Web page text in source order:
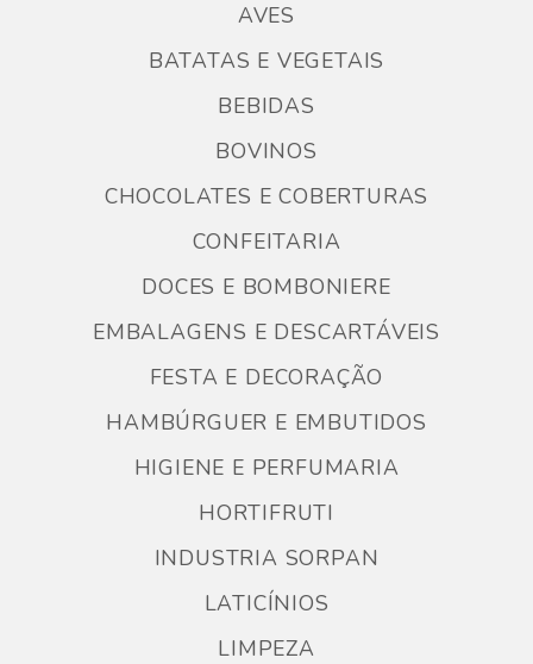
AVES
BATATAS E VEGETAIS
BEBIDAS
BOVINOS
CHOCOLATES E COBERTURAS
CONFEITARIA
DOCES E BOMBONIERE
EMBALAGENS E DESCARTÁVEIS
FESTA E DECORAÇÃO
HAMBÚRGUER E EMBUTIDOS
HIGIENE E PERFUMARIA
HORTIFRUTI
INDUSTRIA SORPAN
LATICÍNIOS
LIMPEZA